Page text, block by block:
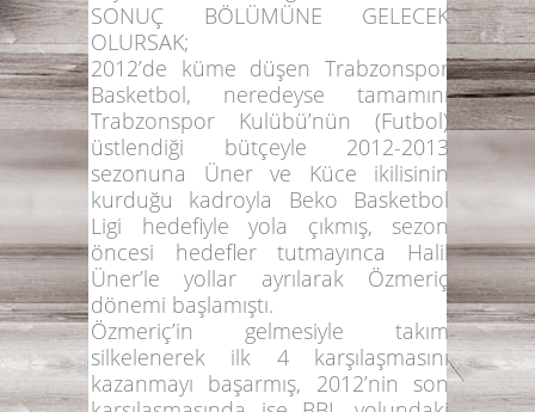
SONUÇ BÖLÜMÜNE GELECEK
OLURSAK;
2012’de küme düşen Trabzonspor
Basketbol, neredeyse tamamını
Trabzonspor Kulübü’nün (Futbol)
üstlendiği bütçeyle 2012-2013
sezonuna Üner ve Küce ikilisinin
kurduğu kadroyla Beko Basketbol
Ligi hedefiyle yola çıkmış, sezon
öncesi hedefler tutmayınca Halil
Üner’le yollar ayrılarak Özmeriç
dönemi başlamıştı.
Özmeriç’in gelmesiyle takım
silkelenerek ilk 4 karşılaşmasını
kazanmayı başarmış, 2012’nin son